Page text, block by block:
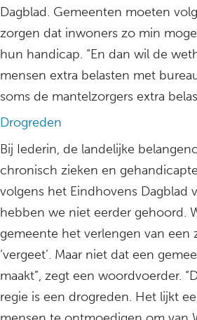
Dagblad. Gemeenten moeten
zorgen dat inwoners zo min
hun handicap. “En dan wil de
mensen extra belasten met
soms de mantelzorgers extra
Drogreden
Bij Iederin, de landelijke
chronisch zieken en
volgens het Eindhovens Dagblad
hebben we niet eerder gehoord.
gemeente het verlengen van een
‘vergeet’. Maar niet dat een
maakt”, zegt een woordvoerder.
regie is een drogreden. Het lijkt